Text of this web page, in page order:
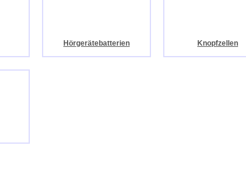
Hörgerätebatterien Knopfzellen